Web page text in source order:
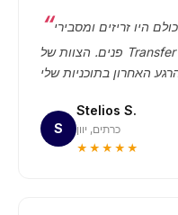
היו זריזים ומסבירי
פנים. הצוות של Transfer In Crete ממש עלה על עצמו ועשה
S
Stelios S.
כרתים, יוון
★★★★★